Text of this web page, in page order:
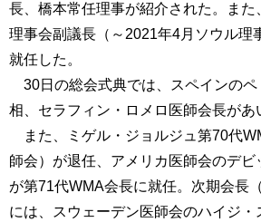
長、橋本常任理事が紹介された。ま
理事会副議長（～2021年4月ソウル理
就任した。
30日の総会式典では、スペインのペ
相、セラフィン・ロメロ医師会長があ
また、ミゲル・ジョルジュ第70代
師会）が退任、アメリカ医師会のデ
が第71代WMA会長に就任。次期会長
には、スウェーデン医師会のハイジ